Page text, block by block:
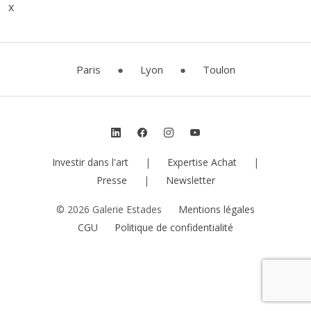
x
Paris ● Lyon ● Toulon
Investir dans l'art | Expertise Achat
|
Presse
| Newsletter
© 2026 Galerie Estades
Mentions légales
CGU
Politique de confidentialité